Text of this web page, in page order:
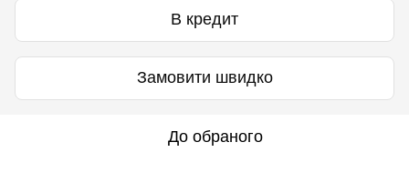
В кредит
Замовити швидко
До обраного